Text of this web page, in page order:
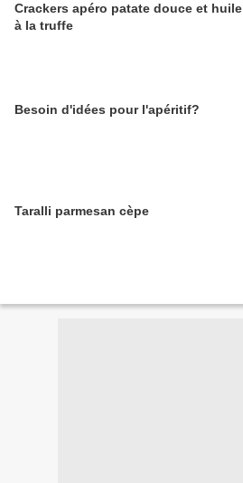
Crackers apéro patate douce et huile
à la truffe
Besoin d'idées pour l'apéritif?
Taralli parmesan cèpe